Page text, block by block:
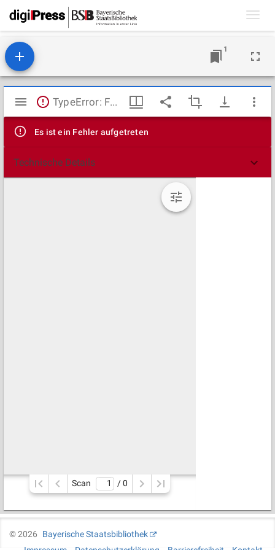
1
Mirador
Viewer
TypeError: Failed to fetch
Es ist ein Fehler aufgetreten
Technische Details
Scan / 0
©2026
Bayerische Staatsbibliothek